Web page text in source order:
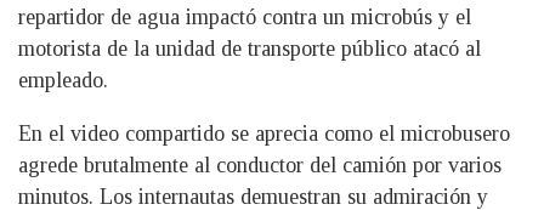
repartidor de agua impactó contra un microbús y el
motorista de la unidad de transporte público atacó al
empleado.
En el video compartido se aprecia como el microbusero
agrede brutalmente al conductor del camión por varios
minutos. Los internautas demuestran su admiración y